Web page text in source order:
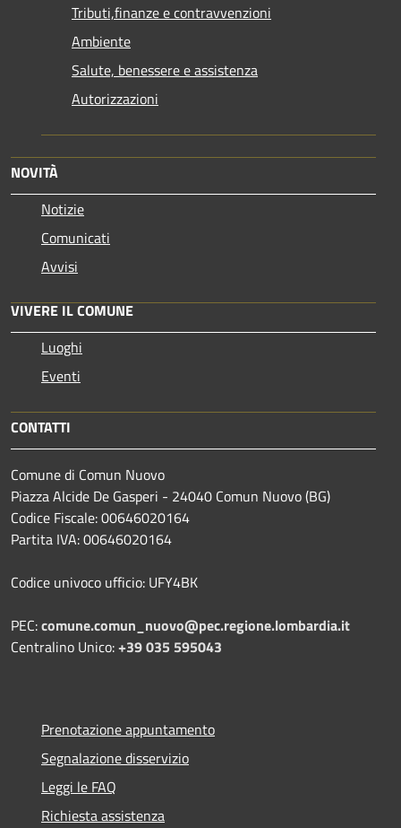
Tributi,finanze e contravvenzioni
Ambiente
Salute, benessere e assistenza
Autorizzazioni
NOVITÀ
Notizie
Comunicati
Avvisi
VIVERE IL COMUNE
Luoghi
Eventi
CONTATTI
Comune di Comun Nuovo
Piazza Alcide De Gasperi - 24040 Comun Nuovo (BG)
Codice Fiscale: 00646020164
Partita IVA: 00646020164
Codice univoco ufficio: UFY4BK
PEC:comune.comun_nuovo@pec.regione.lombardia.it
Centralino Unico:+39 035 595043
Prenotazione appuntamento
Segnalazione disservizio
Leggi le FAQ
Richiesta assistenza